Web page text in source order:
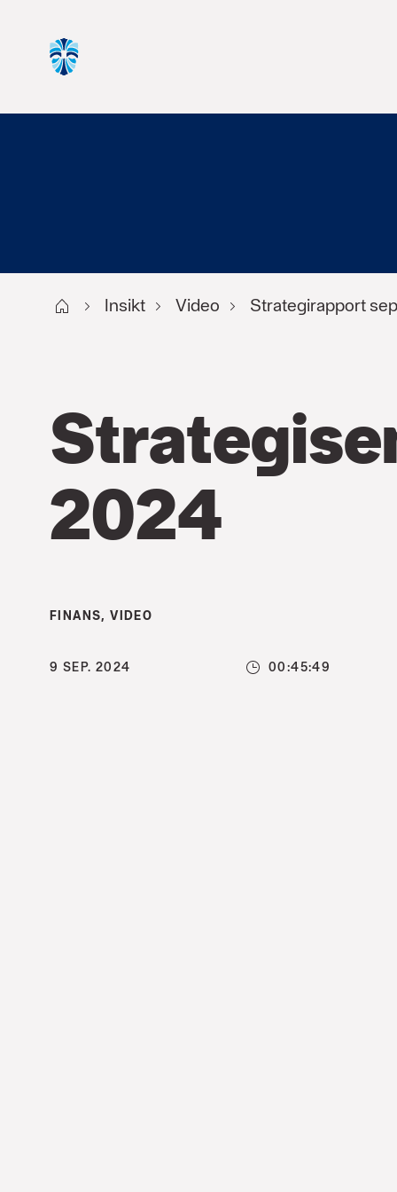
Start Insikt Video Strategirapport
2024
FINANS,VIDEO
9 SEP. 2024 00:45:49